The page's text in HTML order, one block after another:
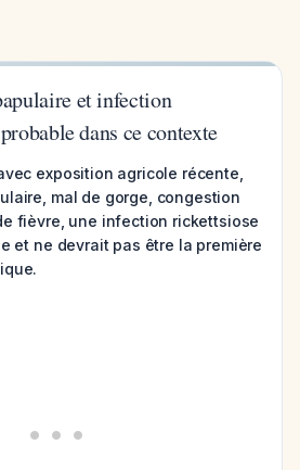
et infection
dans ce contexte
exposition agricole récente,
mal de gorge, congestion
fièvre, une infection rickettsiose
et ne devrait pas être la première